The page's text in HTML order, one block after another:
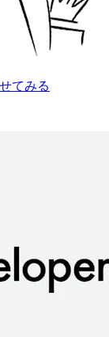
てみる